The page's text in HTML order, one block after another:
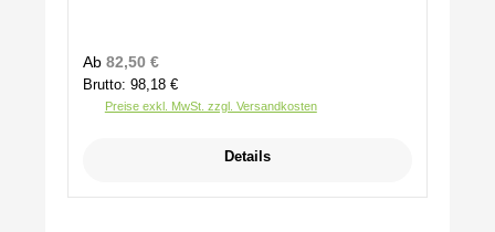
Regulärer Preis:
Ab 82,50 €
Brutto: 98,18 €
Preise exkl. MwSt. zzgl. Versandkosten
Details